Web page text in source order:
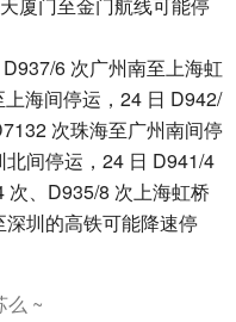
6 次广州南至上海虹
海间停运，24 日 D942/
次珠海至广州南间停
间停运，24 日 D941/4
次、D935/8 次上海虹桥
圳的高铁可能降速停
么 ~